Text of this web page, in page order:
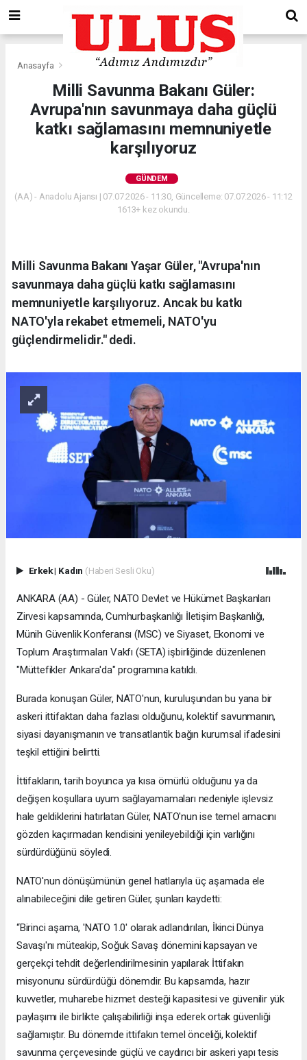
Anasayfa Gündem
Milli Savunma Bakanı Güler:
Avrupa'nın savunmaya daha güçlü
katkı sağlamasını memnuniyetle
karşılıyoruz
GÜNDEM
(AA) - Anadolu Ajansı | 07.07.2026 - 11:30, Güncelleme: 07.07.2026 - 11:12
1613+ kez okundu.
Milli Savunma Bakanı Yaşar Güler, "Avrupa'nın
savunmaya daha güçlü katkı sağlamasını
memnuniyetle karşılıyoruz. Ancak bu katkı
NATO'yla rekabet etmemeli, NATO'yu
güçlendirmelidir." dedi.
Erkek| Kadın (Haberi Sesli Oku)
ANKARA (AA) - Güler, NATO Devlet ve Hükümet Başkanları
Zirvesi kapsamında, Cumhurbaşkanlığı İletişim Başkanlığı,
Münih Güvenlik Konferansı (MSC) ve Siyaset, Ekonomi ve
Toplum Araştırmaları Vakfı (SETA) işbirliğinde düzenlenen
"Müttefikler Ankara'da" programına katıldı.
Burada konuşan Güler, NATO'nun, kuruluşundan bu yana bir
askeri ittifaktan daha fazlası olduğunu, kolektif savunmanın,
siyasi dayanışmanın ve transatlantik bağın kurumsal ifadesini
teşkil ettiğini belirtti.
İttifakların, tarih boyunca ya kısa ömürlü olduğunu ya da
değişen koşullara uyum sağlayamamaları nedeniyle işlevsiz
hale geldiklerini hatırlatan Güler, NATO'nun ise temel amacını
gözden kaçırmadan kendisini yenileyebildiği için varlığını
sürdürdüğünü söyledi.
NATO'nun dönüşümünün genel hatlarıyla üç aşamada ele
alınabileceğini dile getiren Güler, şunları kaydetti:
“Birinci aşama, 'NATO 1.0' olarak adlandırılan, İkinci Dünya
Savaşı'nı müteakip, Soğuk Savaş dönemini kapsayan ve
gerçekçi tehdit değerlendirilmesinin yapılarak İttifakın
misyonunu sürdürdüğü dönemdir. Bu kapsamda, hazır
kuvvetler, muharebe hizmet desteği kapasitesi ve güvenilir yük
paylaşımı ile birlikte çalışabilirliği inşa ederek ortak güvenliği
sağlamıştır. Bu dönemde ittifakın temel önceliği, kolektif
savunma çerçevesinde güçlü ve caydırıcı bir askeri yapı tesis